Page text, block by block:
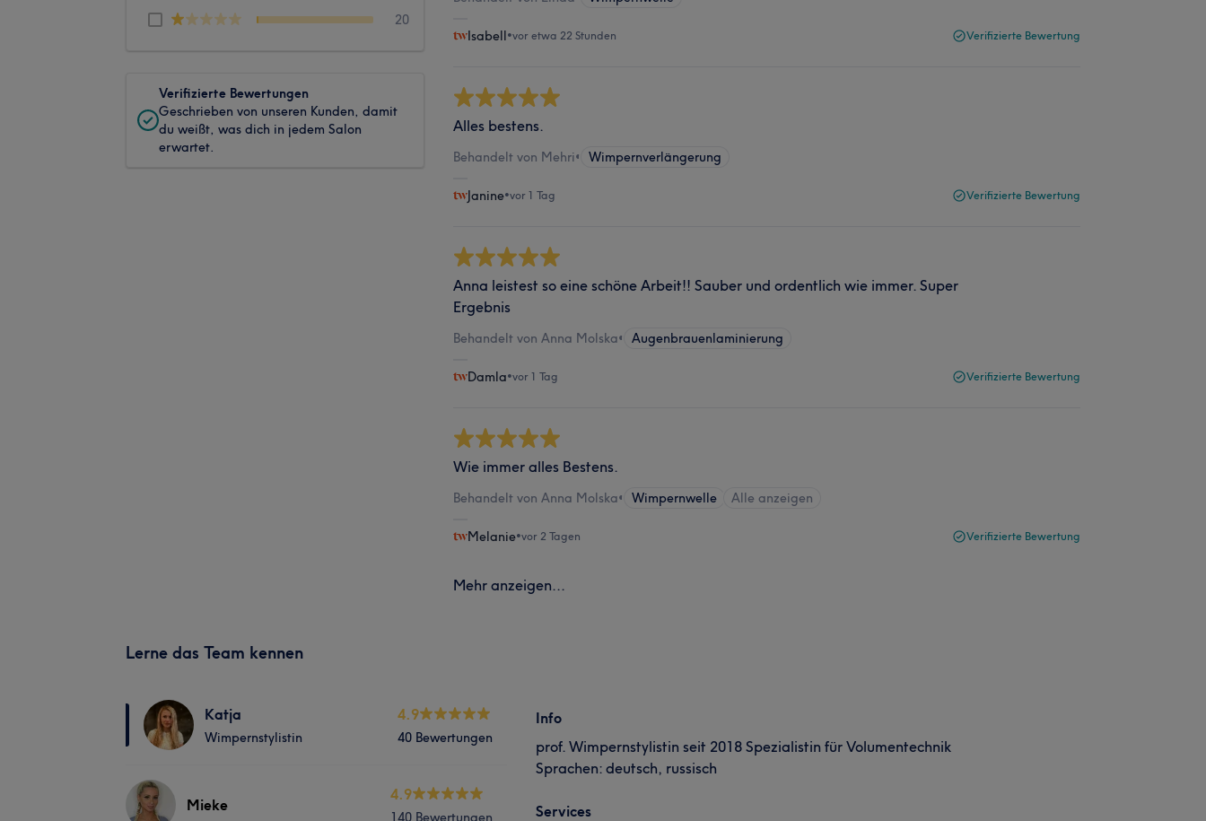
20
Verifizierte Bewertungen
Geschrieben von unseren Kunden, damit
du weißt, was dich in jedem Salon
erwartet.
Isabell•vor etwa 22 Stunden Verifizierte Bewertung
Alles bestens.
Behandelt von Mehri• Wimpernverlängerung
Janine•vor 1 Tag Verifizierte Bewertung
Anna leistest so eine schöne Arbeit!! Sauber und ordentlich wie immer. Super
Ergebnis
Behandelt von Anna Molska• Augenbrauenlaminierung
Damla•vor 1 Tag Verifizierte Bewertung
Wie immer alles Bestens.
Behandelt von Anna Molska• Wimpernwelle Alle anzeigen
Melanie•vor 2 Tagen Verifizierte Bewertung
Mehr anzeigen...
Lerne das Team kennen
Katja
Wimpernstylistin
4.9
40 Bewertungen
Mieke
4.9
140 Bewertungen
Info
prof. Wimpernstylistin seit 2018 Spezialistin für Volumentechnik
Sprachen: deutsch, russisch
Services